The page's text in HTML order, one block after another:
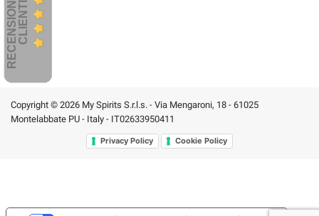
R
E
C
E
N
S
I
ON
I
D
E
I
C
L
I
E
N
TI
Copyright © 2026 My Spirits S.r.l.s. - Via Mengaroni, 18 - 61025
Montelabbate PU - Italy - IT02633950411
Privacy Policy Cookie Policy